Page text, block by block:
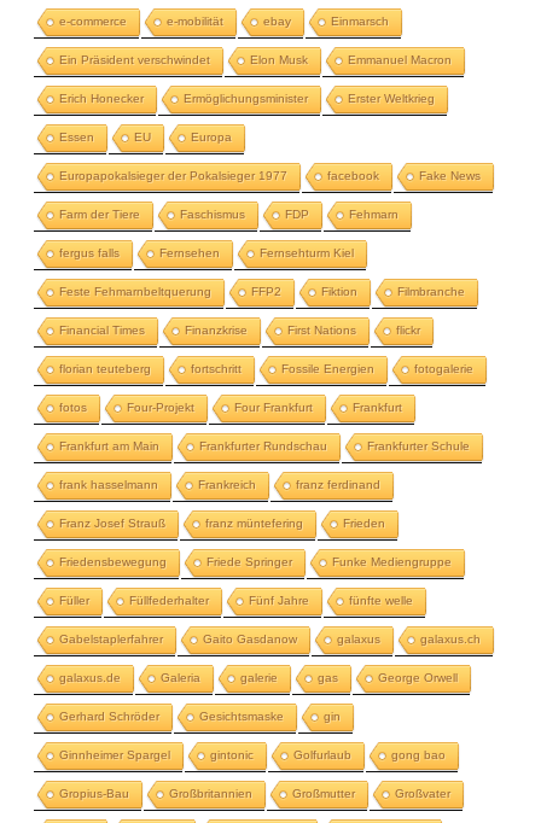
e-commerce e-mobilität ebay Einmarsch
Ein Präsident verschwindet Elon Musk Emmanuel Macron
Erich Honecker Ermöglichungsminister Erster Weltkrieg
Essen EU Europa
Europapokalsieger der Pokalsieger 1977 facebook Fake News
Farm der Tiere Faschismus FDP Fehmarn
fergus falls Fernsehen Fernsehturm Kiel
Feste Fehmarnbeltquerung FFP2 Fiktion Filmbranche
Financial Times Finanzkrise First Nations flickr
florian teuteberg fortschritt Fossile Energien fotogalerie
fotos Four-Projekt Four Frankfurt Frankfurt
Frankfurt am Main Frankfurter Rundschau Frankfurter Schule
frank hasselmann Frankreich franz ferdinand
Franz Josef Strauß franz müntefering Frieden
Friedensbewegung Friede Springer Funke Mediengruppe
Füller Füllfederhalter Fünf Jahre fünfte welle
Gabelstaplerfahrer Gaito Gasdanow galaxus galaxus.ch
galaxus.de Galeria galerie gas George Orwell
Gerhard Schröder Gesichtsmaske gin
Ginnheimer Spargel gintonic Golfurlaub gong bao
Gropius-Bau Großbritannien Großmutter Großvater